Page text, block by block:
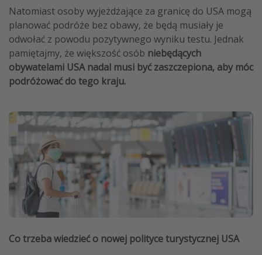
Newsy, ciekawostki, porady podróżnicze
Najlepsze aplikacje podróżnicze
Kalendarz podróży
Natomiast osoby wyjeżdżające za granicę do USA mogą
planować podróże bez obawy, że będą musiały je
odwołać z powodu pozytywnego wyniku testu. Jednak
pamiętajmy, że większość osób niebędących
obywatelami USA nadal musi być zaszczepiona, aby móc
podróżować do tego kraju.
Co trzeba wiedzieć o nowej polityce turystycznej USA